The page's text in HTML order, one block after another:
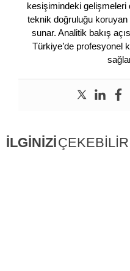
kesişimindeki gelişmeleri
teknik doğruluğu
sunar. Analitik bakış
Türkiye’de profesyonel
İLGİNİZİÇEKEBİLİR